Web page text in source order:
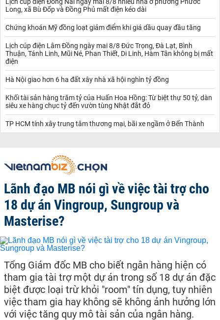
Long, xã Bù Đốp và Đồng Phú mất điện kéo dài
Chứng khoán Mỹ đồng loạt giảm điểm khi giá dầu quay đầu tăng
Lịch cúp điện Lâm Đồng ngày mai 8/8 Đức Trọng, Đà Lạt, Bình
Thuận, Tánh Linh, Mũi Né, Phan Thiết, Di Linh, Hàm Tân không bị mất
điện
Hà Nội giao hơn 6 ha đất xây nhà xã hội nghìn tỷ đồng
Khối tài sản hàng trăm tỷ của Huấn Hoa Hồng: Từ biệt thự 50 tỷ, dàn
siêu xe hàng chục tỷ đến vườn tùng Nhật đắt đỏ
TP HCM tính xây trung tâm thương mại, bãi xe ngầm ở Bến Thành
Lãnh đạo MB nói gì về việc tài trợ cho
18 dự án Vingroup, Sungroup và
Masterise?
Tổng Giám đốc MB cho biết ngân hàng hiện có
tham gia tài trợ một dự án trong số 18 dự án đặc
biệt được loại trừ khỏi "room" tín dụng, tuy nhiên
việc tham gia hay không sẽ không ảnh hưởng lớn
với việc tăng quy mô tài sản của ngân hàng.